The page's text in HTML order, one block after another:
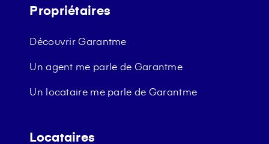
Propriétaires
Découvrir Garantme
Un agent me parle de Garantme
Un locataire me parle de Garantme
Locataires